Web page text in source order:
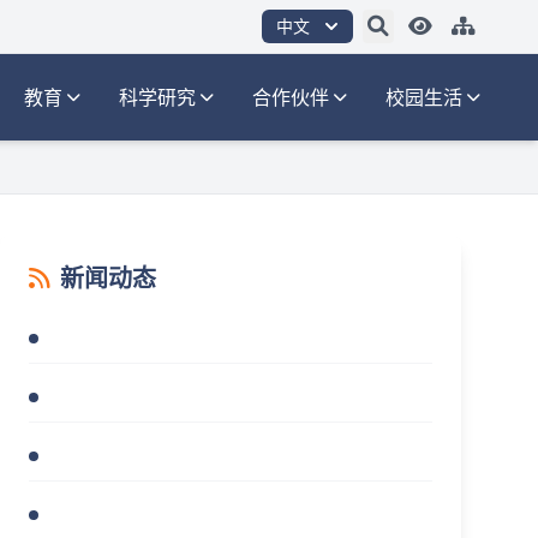
中文
教育 科学研究 合作伙伴 校园生活
新闻动态